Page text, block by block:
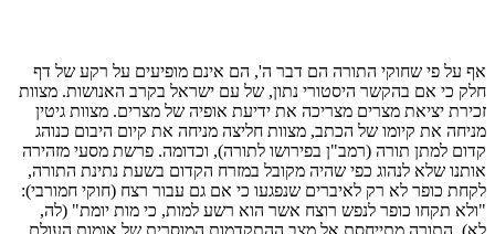
אף על פי שחוקי התורה הם דבר ה', הם אינם מופיעים על רקע של דף
חלק כי אם בהקשר היסטורי נתון, של עם ישראל בקרב האנושות. מצוות
זכירת יציאת מצרים מצריכה את ידיעת אופיה של מצרים. מצוות גיטין
מניחה את קיומו של הכתב, מצוות חליצה מניחה את קיום היבום כנוהג
קדום למתן תורה (רמב"ן בפירושו לתורה), וכדומה. פרשת מסעי מזהירה
אותנו שלא לנהוג כפי שהיה מקובל במזרח הקדום בשעת נתינת התורה,
לקחת כופר לא רק לאיברים שנפגעו כי אם גם עבור רצח (חוקי חמורבי):
"ולא תקחו כופר לנפש רוצח אשר הוא רשע למות, כי מות יומת" (לה,
לא). התורה מתייחסת אל מצב ההתקדמות המוסרית של אומות העולם